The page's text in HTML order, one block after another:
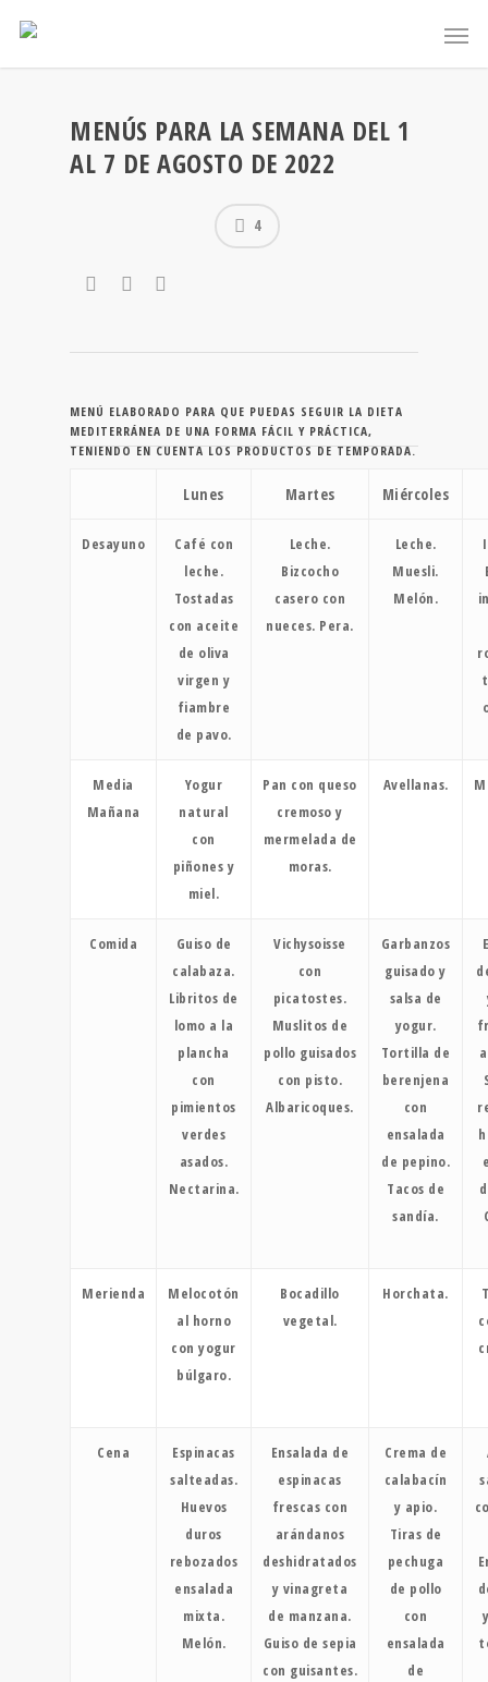
MENÚS PARA LA SEMANA DEL 1
AL 7 DE AGOSTO DE 2022
4
MENÚ ELABORADO PARA QUE PUEDAS SEGUIR LA DIETA
MEDITERRÁNEA DE UNA FORMA FÁCIL Y PRÁCTICA,
TENIENDO EN CUENTA LOS PRODUCTOS DE TEMPORADA.
Lunes Martes Miércoles
Desayuno
Café con
leche.
Tostadas
con aceite
de oliva
virgen y
fiambre
de pavo.
Leche.
Bizcocho
casero con
nueces. Pera.
Leche.
Muesli.
Melón.
Media
Mañana
Yogur
natural
con
piñones y
miel.
Pan con queso
cremoso y
mermelada de
moras.
Avellanas.
Comida
Guiso de
calabaza.
Libritos de
lomo a la
plancha
con
pimientos
verdes
asados.
Nectarina.
Vichysoisse
con
picatostes.
Muslitos de
pollo guisados
con pisto.
Albaricoques.
Garbanzos
guisado y
salsa de
yogur.
Tortilla de
berenjena
con
ensalada
de pepino.
Tacos de
sandía.
Merienda
Melocotón
al horno
con yogur
búlgaro.
Bocadillo
vegetal.
Horchata.
Cena
Espinacas
salteadas.
Huevos
duros
rebozados
ensalada
mixta.
Melón.
Ensalada de
espinacas
frescas con
arándanos
deshidratados
y vinagreta
de manzana.
Guiso de sepia
con guisantes.
Crema de
calabacín
y apio.
Tiras de
pechuga
de pollo
con
ensalada
de